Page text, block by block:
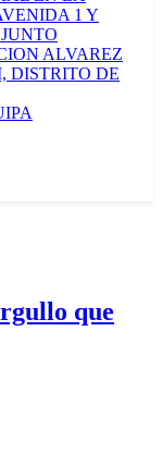
1 Y
ALVAREZ
DISTRITO DE
que